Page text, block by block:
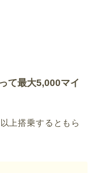
て最大5,000マイ
上搭乗するともら